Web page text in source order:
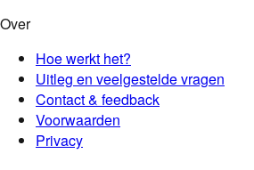
Over
Hoe werkt het?
Uitleg en veelgestelde vragen
Contact & feedback
Voorwaarden
Privacy